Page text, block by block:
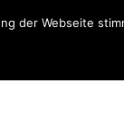
der Webseite